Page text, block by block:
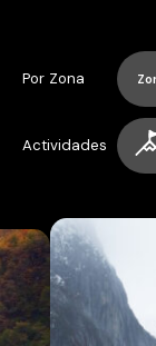
Por Zona
Actividades